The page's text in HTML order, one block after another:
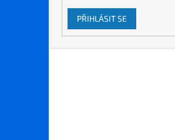
PŘIHLÁSIT SE